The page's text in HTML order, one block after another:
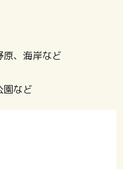
、海岸など
など